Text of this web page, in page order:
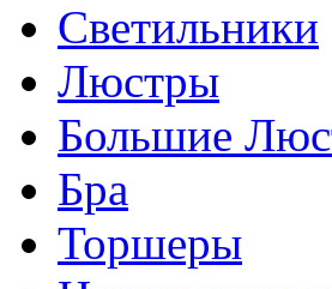
Светильники
Люстры
Большие
Бра
Торшеры